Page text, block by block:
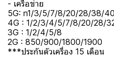
- เครือข่าย
5G: n1/3/5/7/8/20/28/38/
4G : 1/2/3/4/5/7/8/20/28/
3G : 1/2/4/5/8
2G : 850/900/1800/1900
***ประกันตัวเครื่อง 15 เดือน